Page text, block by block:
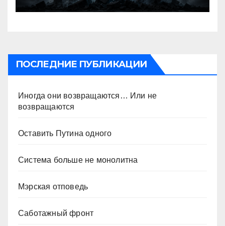
ПОСЛЕДНИЕ ПУБЛИКАЦИИ
Иногда они возвращаются… Или не
возвращаются
Оставить Путина одного
Система больше не монолитна
Мэрская отповедь
Саботажный фронт